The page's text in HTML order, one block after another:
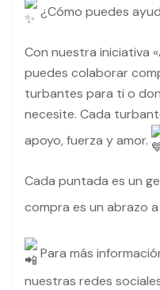
¿Cómo puedes
Con nuestra iniciativa
puedes colaborar
turbantes para ti o
necesite. Cada
apoyo, fuerza y amor.
Cada puntada es un
compra es un abrazo
Para más
nuestras redes